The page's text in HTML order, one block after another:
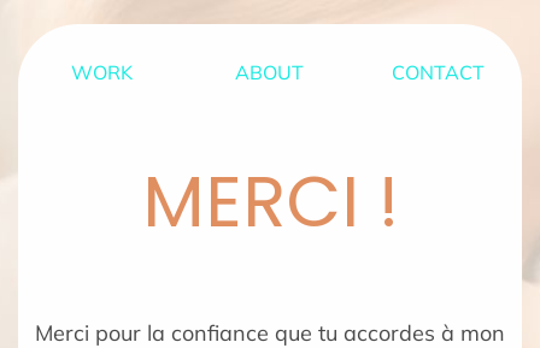
WORK ABOUT CONTACT
MERCI !
Merci pour la confiance que tu accordes à mon